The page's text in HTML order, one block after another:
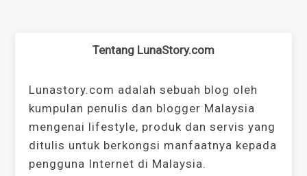
Tentang LunaStory.com
Lunastory.com adalah sebuah blog oleh
kumpulan penulis dan blogger Malaysia
mengenai lifestyle, produk dan servis yang
ditulis untuk berkongsi manfaatnya kepada
pengguna Internet di Malaysia.